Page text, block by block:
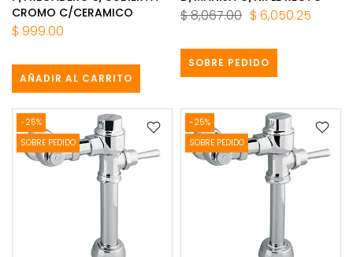
CROMO C/CERAMICO
$ 999.00
AÑADIR AL CARRITO
$ 8,067.00 $ 6,050.25
SOBRE PEDIDO
-25%
SOBRE PEDIDO
-25%
SOBRE PEDIDO